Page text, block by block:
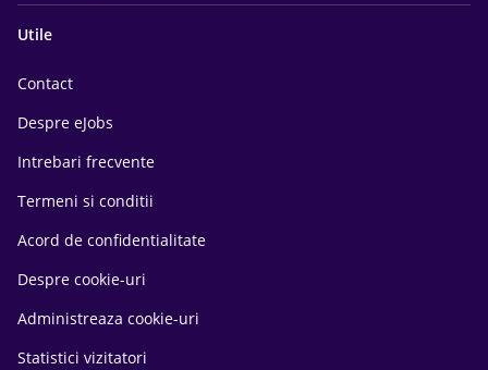
Utile
Contact
Despre eJobs
Intrebari frecvente
Termeni si conditii
Acord de confidentialitate
Despre cookie-uri
Administreaza cookie-uri
Statistici vizitatori